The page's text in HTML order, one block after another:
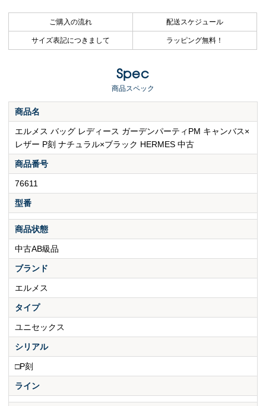
ご購入の流れ 配送スケジュール
サイズ表記につきまして ラッピング無料！
Spec
商品スペック
商品名
エルメス バッグ レディース ガーデンパーティPM キャンバス×
レザー P刻 ナチュラル×ブラック HERMES 中古
商品番号
76611
型番
商品状態
中古AB級品
ブランド
エルメス
タイプ
ユニセックス
シリアル
□P刻
ライン